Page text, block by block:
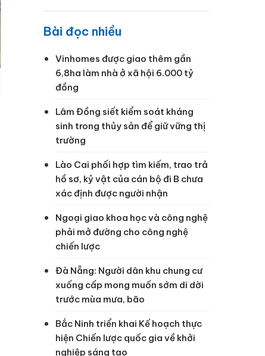
Bài đọc nhiều
Vinhomes được giao thêm gần
6,8ha làm nhà ở xã hội 6.000 tỷ
đồng
Lâm Đồng siết kiểm soát kháng
sinh trong thủy sản để giữ vững thị
trường
Lào Cai phối hợp tìm kiếm, trao trả
hồ sơ, kỷ vật của cán bộ đi B chưa
xác định được người nhận
Ngoại giao khoa học và công nghệ
phải mở đường cho công nghệ
chiến lược
Đà Nẵng: Người dân khu chung cư
xuống cấp mong muốn sớm di dời
trước mùa mưa, bão
Bắc Ninh triển khai Kế hoạch thực
hiện Chiến lược quốc gia về khởi
nghiệp sáng tạo